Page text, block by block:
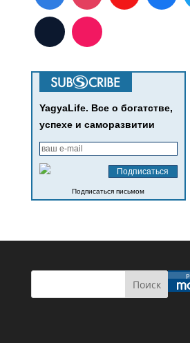
YagyaLife. Все о богатстве,
успехе и саморазвитии
Подписаться письмом